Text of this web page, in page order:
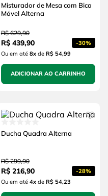
Misturador de Mesa com Bica
Móvel Alterna
R$ 629,90
R$ 439,90 -30%
Ou em até 8xde R$ 54,99
ADICIONAR AO CARRINHO
Ducha Quadra Alterna
R$ 299,90
R$ 216,90 -28%
Ou em até 4xde R$ 54,23